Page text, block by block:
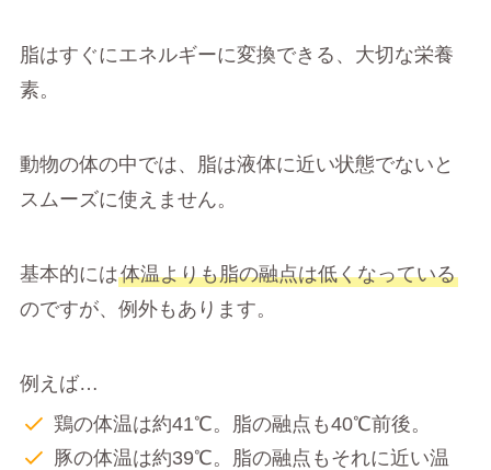
脂はすぐにエネルギーに変換できる、大切な栄養
素。
動物の体の中では、脂は液体に近い状態でないと
スムーズに使えません。
基本的には体温よりも脂の融点は低くなっている
のですが、例外もあります。
例えば…
鶏の体温は約41℃。脂の融点も40℃前後。
豚の体温は約39℃。脂の融点もそれに近い温